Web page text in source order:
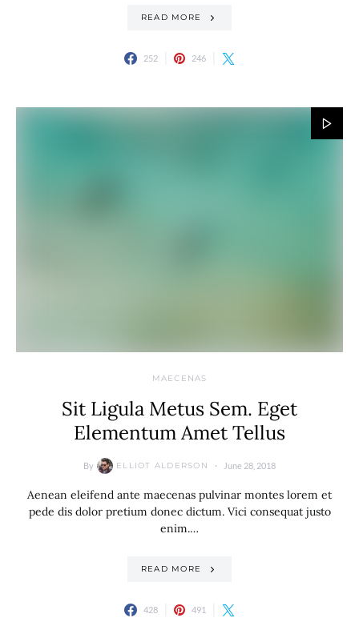
READ MORE
252 246
MAECENAS
Sit Ligula Metus Sem. Eget
Elementum Amet Tellus
By ELLIOT ALDERSON June 28, 2018
Aenean eleifend ante maecenas pulvinar montes lorem et
pede dis dolor pretium donec dictum. Vici consequat justo
enim.…
READ MORE
428 491